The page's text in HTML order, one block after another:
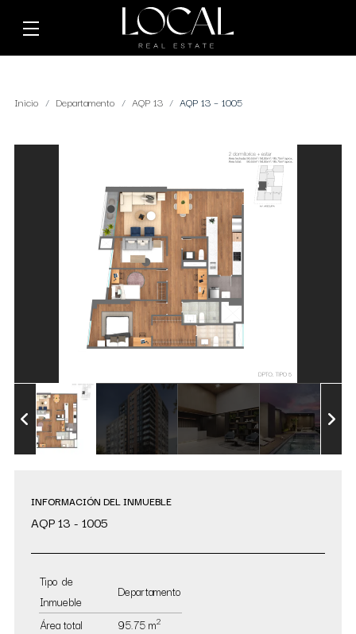
Inicio Departamento AQP 13 AQP 13 – 1005
INFORMACIÓN DEL INMUEBLE
AQP 13 - 1005
Tipo de
Inmueble
Departamento
Área total
95.75 m2